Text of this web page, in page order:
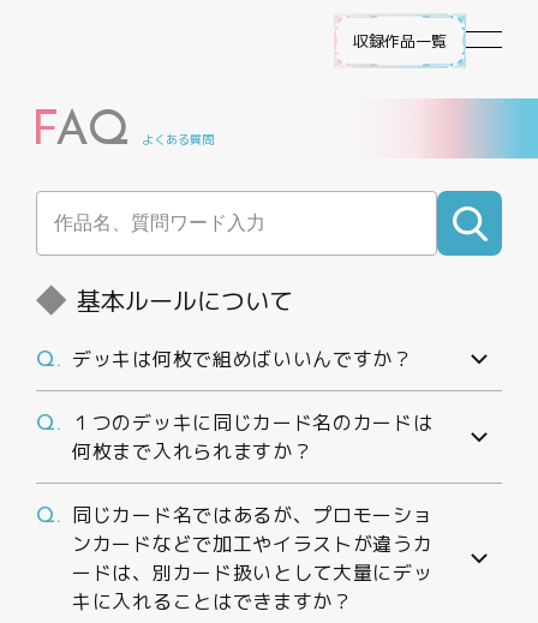
収録作品一覧
作品ラインナップ
NEWS
ゲームプレイ
FAQ
エラッタ
制限・禁止カード
FAQ よくある質問
基本ルールについて
Q. デッキは何枚で組めばいいんですか？
Q.
１つのデッキに同じカード名のカードは
何枚まで入れられますか？
Q. 同じカード名ではあるが、プロモーショ
ンカードなどで加工やイラストが違うカ
ードは、別カード扱いとして大量にデッ
キに入れることはできますか？